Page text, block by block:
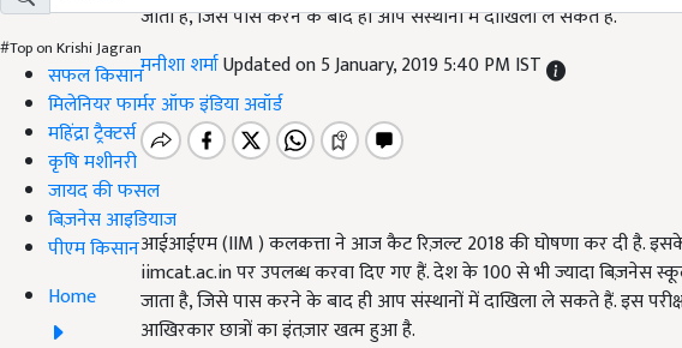
#Top on Krishi Jagran
सफल किसान
मिलेनियर फार्मर ऑफ इंडिया अवॉर्ड
महिंद्रा ट्रैक्टर्स
कृषि मशीनरी
जायद की फसल
बिज़नेस आइडियाज
पीएम किसान
Home
जाता है, जिसे पास करने के बाद ही आप संस्थानों में दाखिला ले सकते हैं.
मनीशा शर्माUpdated on 5 January, 2019 5:40 PM IST
आईआईएम (IIM ) कलकत्ता ने आज कैट रिज़ल्ट 2018 की घोषणा कर दी है.
iimcat.ac.in पर उपलब्ध करवा दिए गए हैं. देश के 100 से भी ज्यादा बिज़नेस
जाता है, जिसे पास करने के बाद ही आप संस्थानों में दाखिला ले सकते हैं. इस
आखिरकार छात्रों का इंतज़ार खत्म हुआ है.